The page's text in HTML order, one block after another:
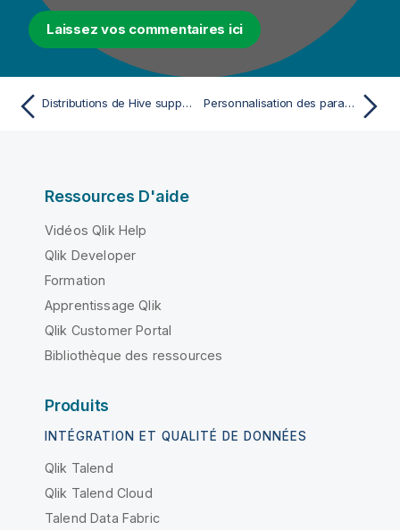
Laissez vos commentaires ici
Distributions de Hive supportées pour le profiling de données Personnalisation des paramètres du projet
Ressources D'aide
Vidéos Qlik Help
Qlik Developer
Formation
Apprentissage Qlik
Qlik Customer Portal
Bibliothèque des ressources
Produits
INTÉGRATION ET QUALITÉ DE DONNÉES
Qlik Talend
Qlik Talend Cloud
Talend Data Fabric